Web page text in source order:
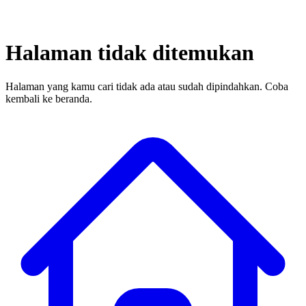
Halaman tidak ditemukan
Halaman yang kamu cari tidak ada atau sudah dipindahkan. Coba
kembali ke beranda.